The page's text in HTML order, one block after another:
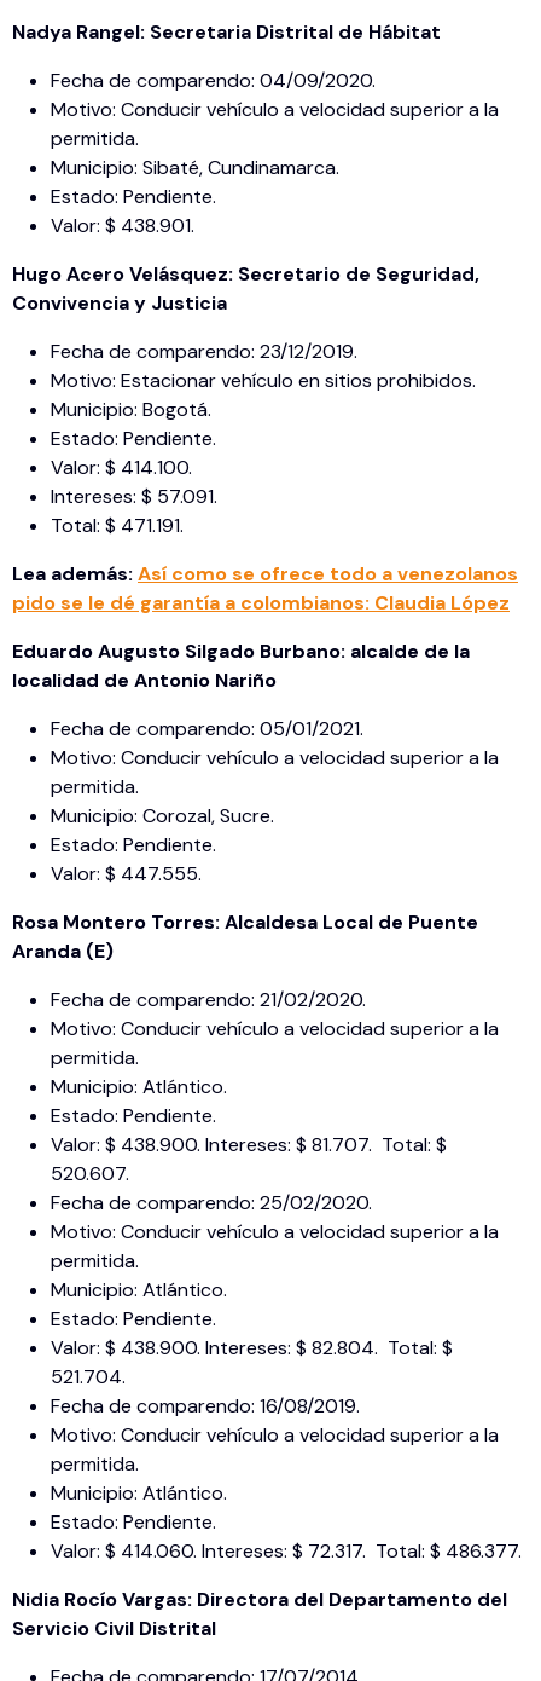
Nadya Rangel: Secretaria Distrital de Hábitat
Fecha de comparendo: 04/09/2020.
Motivo: Conducir vehículo a velocidad superior a la
permitida.
Municipio: Sibaté, Cundinamarca.
Estado: Pendiente.
Valor: $ 438.901.
Hugo Acero Velásquez: Secretario de Seguridad,
Convivencia y Justicia
Fecha de comparendo: 23/12/2019.
Motivo: Estacionar vehículo en sitios prohibidos.
Municipio: Bogotá.
Estado: Pendiente.
Valor: $ 414.100.
Intereses: $ 57.091.
Total: $ 471.191.
Lea además: Así como se ofrece todo a venezolanos
pido se le dé garantía a colombianos: Claudia López
Eduardo Augusto Silgado Burbano: alcalde de la
localidad de Antonio Nariño
Fecha de comparendo: 05/01/2021.
Motivo: Conducir vehículo a velocidad superior a la
permitida.
Municipio: Corozal, Sucre.
Estado: Pendiente.
Valor: $ 447.555.
Rosa Montero Torres: Alcaldesa Local de Puente
Aranda (E)
Fecha de comparendo: 21/02/2020.
Motivo: Conducir vehículo a velocidad superior a la
permitida.
Municipio: Atlántico.
Estado: Pendiente.
Valor: $ 438.900. Intereses: $ 81.707. Total: $
520.607.
Fecha de comparendo: 25/02/2020.
Motivo: Conducir vehículo a velocidad superior a la
permitida.
Municipio: Atlántico.
Estado: Pendiente.
Valor: $ 438.900. Intereses: $ 82.804. Total: $
521.704.
Fecha de comparendo: 16/08/2019.
Motivo: Conducir vehículo a velocidad superior a la
permitida.
Municipio: Atlántico.
Estado: Pendiente.
Valor: $ 414.060. Intereses: $ 72.317. Total: $ 486.377.
Nidia Rocío Vargas: Directora del Departamento del
Servicio Civil Distrital